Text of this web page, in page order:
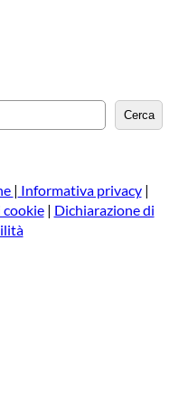
Cerca
| Informativa privacy|
cookie| Dichiarazione di